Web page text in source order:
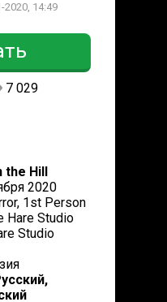
2020, 14:49
7 029
the Hill
2020
1st Person
Hare Studio
Studio